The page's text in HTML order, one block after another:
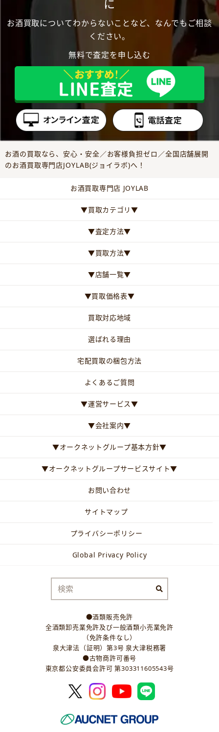
に
お酒買取についてわからないことなど、なんでもご相談
ください。
無料で査定を申し込む
お酒の買取なら、安心・安全／お客様負担ゼロ／全国店舗展開
のお酒買取専門店JOYLAB(ジョイラボ)へ！
お酒買取専門店 JOYLAB
▼買取カテゴリ▼
▼査定方法▼
▼買取方法▼
▼店舗一覧▼
▼買取価格表▼
買取対応地域
選ばれる理由
宅配買取の梱包方法
よくあるご質問
▼運営サービス▼
▼会社案内▼
▼オークネットグループ基本方針▼
▼オークネットグループサービスサイト▼
お問い合わせ
サイトマップ
プライバシーポリシー
Global Privacy Policy
●酒類販売免許
全酒類卸売業免許及び一般酒類小売業免許
（免許条件なし）
泉大津法（証明）第3号 泉大津税務署
●古物商許可番号
東京都公安委員会許可 第303311605543号